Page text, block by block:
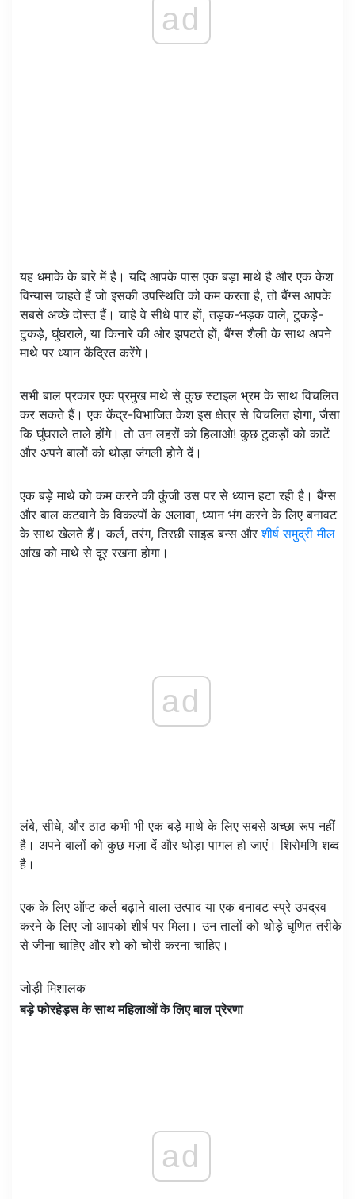
ad
यह धमाके के बारे में है। यदि आपके पास एक बड़ा माथे है और एक केश
विन्यास चाहते हैं जो इसकी उपस्थिति को कम करता है, तो बैंग्स आपके
सबसे अच्छे दोस्त हैं। चाहे वे सीधे पार हों, तड़क-भड़क वाले, टुकड़े-
टुकड़े, घुंघराले, या किनारे की ओर झपटते हों, बैंग्स शैली के साथ अपने
माथे पर ध्यान केंद्रित करेंगे।
सभी बाल प्रकार एक प्रमुख माथे से कुछ स्टाइल भ्रम के साथ विचलित
कर सकते हैं। एक केंद्र-विभाजित केश इस क्षेत्र से विचलित होगा, जैसा
कि घुंघराले ताले होंगे। तो उन लहरों को हिलाओ! कुछ टुकड़ों को काटें
और अपने बालों को थोड़ा जंगली होने दें।
एक बड़े माथे को कम करने की कुंजी उस पर से ध्यान हटा रही है। बैंग्स
और बाल कटवाने के विकल्पों के अलावा, ध्यान भंग करने के लिए बनावट
के साथ खेलते हैं। कर्ल, तरंग, तिरछी साइड बन्स औरशीर्ष समुद्री मील
आंख को माथे से दूर रखना होगा।
ad
लंबे, सीधे, और ठाठ कभी भी एक बड़े माथे के लिए सबसे अच्छा रूप नहीं
है। अपने बालों को कुछ मज़ा दें और थोड़ा पागल हो जाएं। शिरोमणि शब्द
है।
एक के लिए ऑप्ट कर्ल बढ़ाने वाला उत्पाद या एक बनावट स्प्रे उपद्रव
करने के लिए जो आपको शीर्ष पर मिला। उन तालों को थोड़े घृणित तरीके
से जीना चाहिए और शो को चोरी करना चाहिए।
जोड़ी मिशालक
बड़े फोरहेड्स के साथ महिलाओं के लिए बाल प्रेरणा
ad